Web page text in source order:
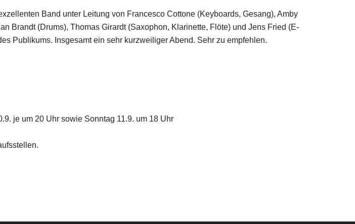
Band unter Leitung von Francesco Cottone (Keyboards, Gesang), Amby
Brandt (Drums), Thomas Girardt (Saxophon, Klarinette, Flöte) und Jens Fried (E-
Publikums. Insgesamt ein sehr kurzweiliger Abend. Sehr zu empfehlen.
je um 20 Uhr sowie Sonntag 11.9. um 18 Uhr